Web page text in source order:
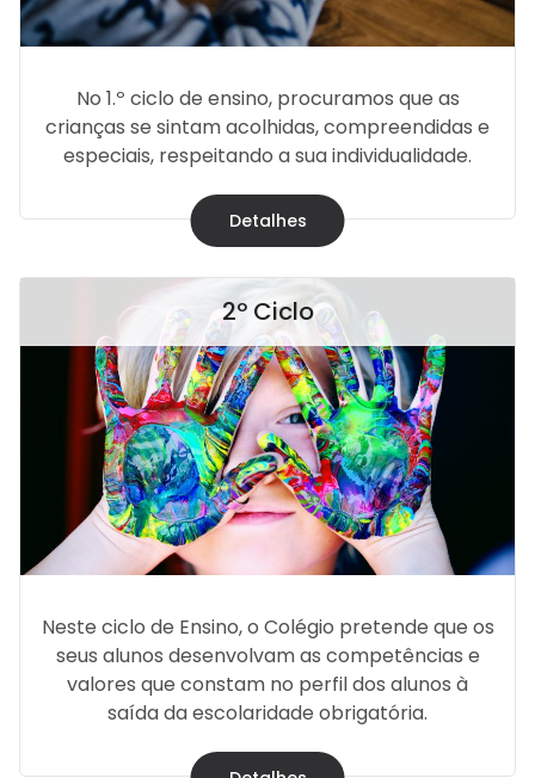
No 1.º ciclo de ensino, procuramos que as
crianças se sintam acolhidas, compreendidas e
especiais, respeitando a sua individualidade.
Detalhes
2º Ciclo
Neste ciclo de Ensino, o Colégio pretende que os
seus alunos desenvolvam as competências e
valores que constam no perfil dos alunos à
saída da escolaridade obrigatória.